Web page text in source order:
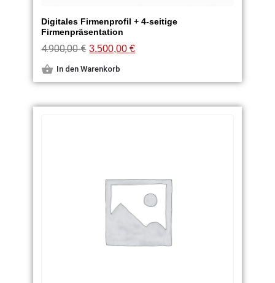
Digitales Firmenprofil + 4-seitige
Firmenpräsentation
4.900,00€ 3.500,00€
In den Warenkorb